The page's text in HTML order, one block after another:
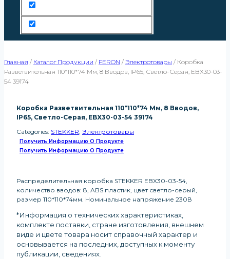
Главная / Каталог Продукции / FERON / Электротовары / Коробка
Разветвительная 110*110*74 Мм, 8 Вводов, IP65, Светло-Серая, EBX30-03-
54 39174
Коробка Разветвительная 110*110*74 Мм, 8 Вводов,
IP65, Светло-Серая, EBX30-03-54 39174
Categories: STEKKER, Электротовары
Получить Информацию О Продукте
Получить Информацию О Продукте
Распределительная коробка STEKKER EBX30-03-54,
количество вводов: 8, ABS пластик, цвет светло-серый,
размер 110*110*74мм. Номинальное напряжение 230В
*Информация о технических характеристиках,
комплекте поставки, стране изготовления, внешнем
виде и цвете товара носит справочный характер и
основывается на последних, доступных к моменту
публикации, сведениях.